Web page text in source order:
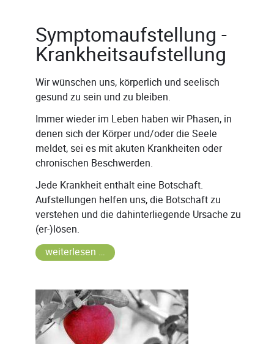
Symptomaufstellung -
Krankheitsaufstellung
Wir wünschen uns, körperlich und seelisch
gesund zu sein und zu bleiben.
Immer wieder im Leben haben wir Phasen, in
denen sich der Körper und/oder die Seele
meldet, sei es mit akuten Krankheiten oder
chronischen Beschwerden.
Jede Krankheit enthält eine Botschaft.
Aufstellungen helfen uns, die Botschaft zu
verstehen und die dahinterliegende Ursache zu
(er-)lösen.
weiterlesen …